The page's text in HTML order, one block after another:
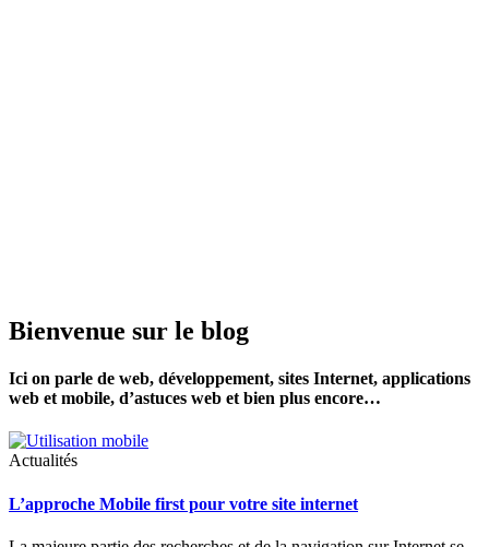
Bienvenue sur le blog
Ici on parle de web, développement, sites Internet, applications
web et mobile, d’astuces web et bien plus encore…
Actualités
L’approche Mobile first pour votre site internet